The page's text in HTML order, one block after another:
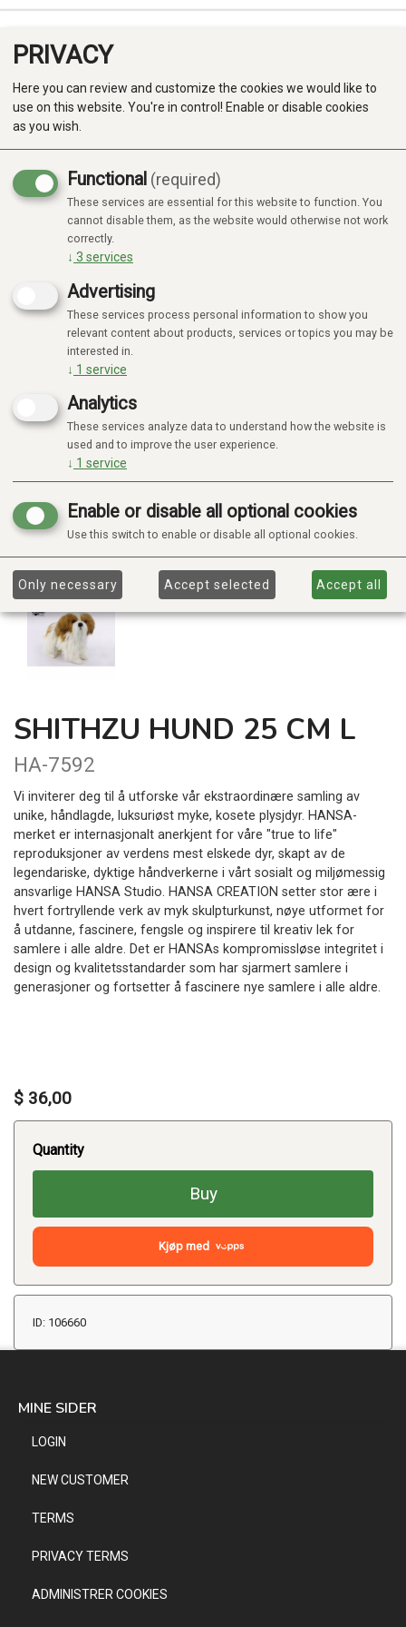
Produkter
Kategorier
SHITHZU HUND 25 CM L
HA-7592
Vi inviterer deg til å utforske vår ekstraordinære samling av
unike, håndlagde, luksuriøst myke, kosete plysjdyr. HANSA-
merket er internasjonalt anerkjent for våre "true to life"
reproduksjoner av verdens mest elskede dyr, skapt av de
legendariske, dyktige håndverkerne i vårt sosialt og miljømessig
ansvarlige HANSA Studio. HANSA CREATION setter stor ære i
hvert fortryllende verk av myk skulpturkunst, nøye utformet for
å utdanne, fascinere, fengsle og inspirere til kreativ lek for
samlere i alle aldre. Det er HANSAs kompromissløse integritet i
design og kvalitetsstandarder som har sjarmert samlere i
generasjoner og fortsetter å fascinere nye samlere i alle aldre.
$ 36,00
Quantity
Buy
Kjøp med
ID: 106660
MINE SIDER
LOGIN
NEW CUSTOMER
TERMS
PRIVACY TERMS
ADMINISTRER COOKIES
PRIVACY
Here you can review and customize the cookies we would like to
use on this website. You're in control! Enable or disable cookies
as you wish.
Functional (required)
These services are essential for this website to function. You
cannot disable them, as the website would otherwise not work
correctly.
↓ 3 services
Advertising
These services process personal information to show you
relevant content about products, services or topics you may be
interested in.
↓ 1 service
Analytics
These services analyze data to understand how the website is
used and to improve the user experience.
↓ 1 service
Enable or disable all optional cookies
Use this switch to enable or disable all optional cookies.
Only necessary Accept selected Accept all